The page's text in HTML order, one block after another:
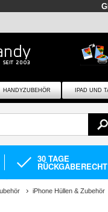
HANDYZUBEHÖR IPAD UND
30 TAGE
RÜCKGABERECHT
iPhone Hüllen & Zubehör